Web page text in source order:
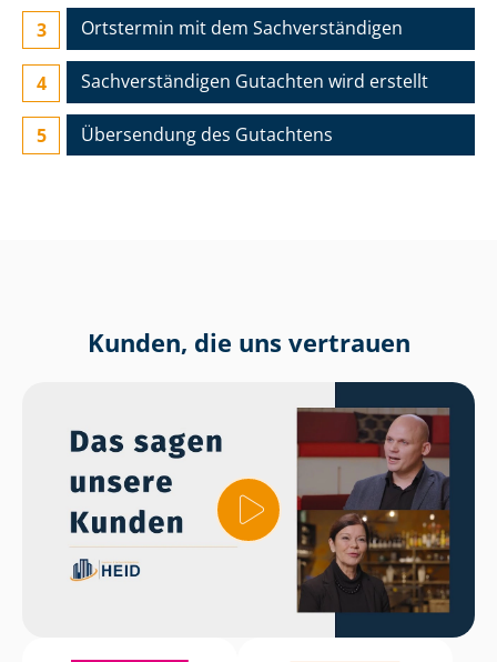
Ortstermin mit dem Sach­ver­stän­di­gen
Sach­ver­stän­di­gen Gutachten wird erstellt
Übersendung des Gutachtens
Kunden, die uns vertrauen